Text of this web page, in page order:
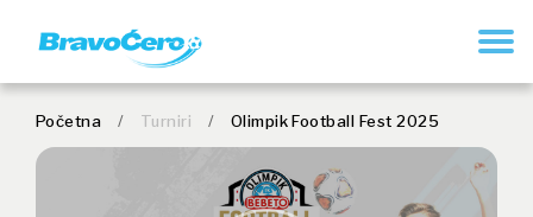
Početna / Turniri / Olimpik Football Fest 2025